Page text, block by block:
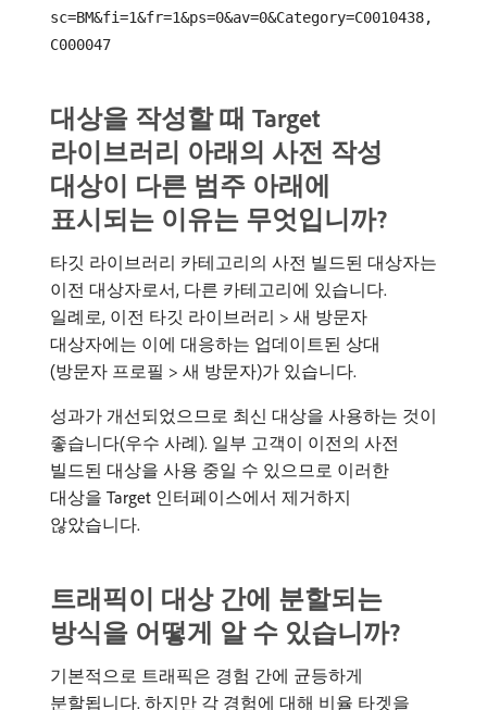
sc=BM&fi=1&fr=1&ps=0&av=0&Category=C0010438,
C000047
대상을 작성할 때 Target
라이브러리 아래의 사전 작성
대상이 다른 범주 아래에
표시되는 이유는 무엇입니까?
타깃 라이브러리 카테고리의 사전 빌드된 대상자는
이전 대상자로서, 다른 카테고리에 있습니다.
일례로, 이전 타깃 라이브러리 > 새 방문자
대상자에는 이에 대응하는 업데이트된 상대
(방문자 프로필 > 새 방문자)가 있습니다.
성과가 개선되었으므로 최신 대상을 사용하는 것이
좋습니다(우수 사례). 일부 고객이 이전의 사전
빌드된 대상을 사용 중일 수 있으므로 이러한
대상을 Target 인터페이스에서 제거하지
않았습니다.
트래픽이 대상 간에 분할되는
방식을 어떻게 알 수 있습니까?
기본적으로 트래픽은 경험 간에 균등하게
분할됩니다. 하지만 각 경험에 대해 비율 타겟을